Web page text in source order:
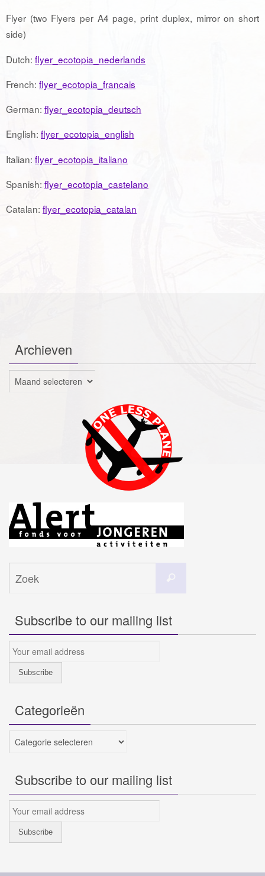
Flyer (two Flyers per A4 page, print duplex, mirror on short
side)
Dutch: flyer_ecotopia_nederlands
French: flyer_ecotopia_francais
German: flyer_ecotopia_deutsch
English: flyer_ecotopia_english
Italian: flyer_ecotopia_italiano
Spanish: flyer_ecotopia_castelano
Catalan: flyer_ecotopia_catalan
Archieven
Archieven
Subscribe to our mailing list
Categorieën
Categorieën
Subscribe to our mailing list